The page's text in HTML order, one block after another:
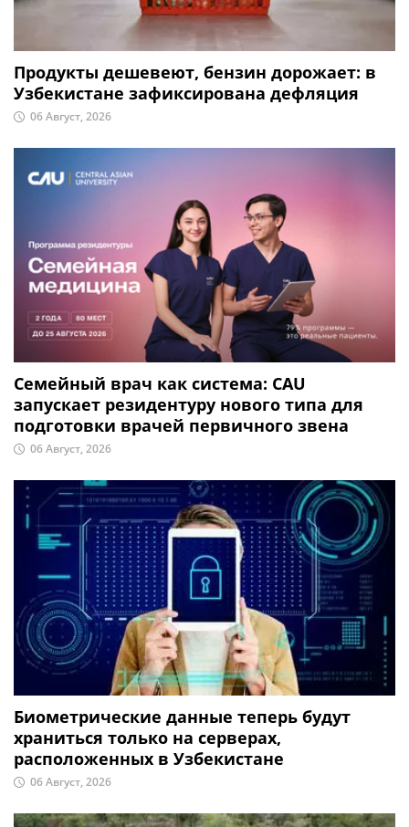
Продукты дешевеют, бензин дорожает: в
Узбекистане зафиксирована дефляция
06 Август, 2026
Семейный врач как система: CAU
запускает резидентуру нового типа для
подготовки врачей первичного звена
06 Август, 2026
Биометрические данные теперь будут
храниться только на серверах,
расположенных в Узбекистане
06 Август, 2026